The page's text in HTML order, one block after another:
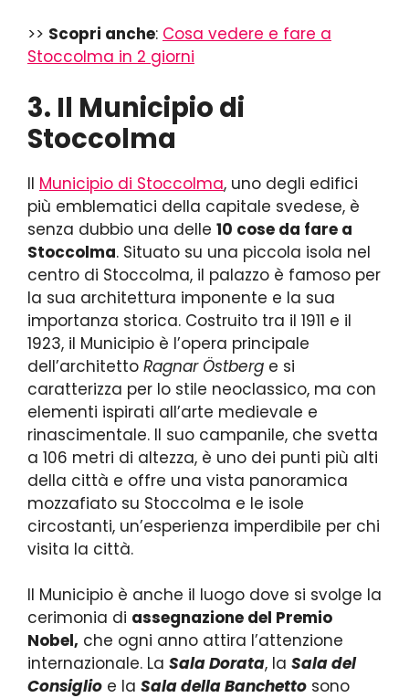
>> Scopri anche: Cosa vedere e fare a
Stoccolma in 2 giorni
3. Il Municipio di
Stoccolma
Il Municipio di Stoccolma, uno degli edifici
più emblematici della capitale svedese, è
senza dubbio una delle 10 cose da fare a
Stoccolma. Situato su una piccola isola nel
centro di Stoccolma, il palazzo è famoso per
la sua architettura imponente e la sua
importanza storica. Costruito tra il 1911 e il
1923, il Municipio è l’opera principale
dell’architetto Ragnar Östberg e si
caratterizza per lo stile neoclassico, ma con
elementi ispirati all’arte medievale e
rinascimentale. Il suo campanile, che svetta
a 106 metri di altezza, è uno dei punti più alti
della città e offre una vista panoramica
mozzafiato su Stoccolma e le isole
circostanti, un’esperienza imperdibile per chi
visita la città.
Il Municipio è anche il luogo dove si svolge la
cerimonia di assegnazione del Premio
Nobel, che ogni anno attira l’attenzione
internazionale. La Sala Dorata, la Sala del
Consiglio e la Sala della Banchetto sono